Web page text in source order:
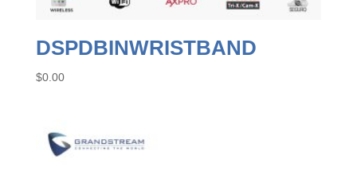
DSPDBINWRISTBAND
$0.00